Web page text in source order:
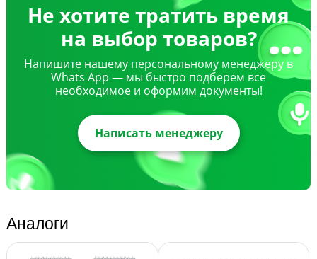
Не хотите тратить время
на выбор товаров?
Напишите нашему персональному менеджеру в
Whats App — мы быстро подберем все
необходимое и оформим документы!
Написать менеджеру
Аналоги